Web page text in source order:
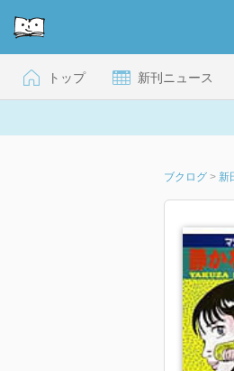
トップ 新刊ニュース
ブクログ > 新